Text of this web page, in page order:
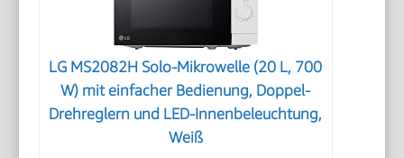
LG MS2082H Solo-Mikrowelle (20 L, 700
W) mit einfacher Bedienung, Doppel-
Drehreglern und LED-Innenbeleuchtung,
Weiß